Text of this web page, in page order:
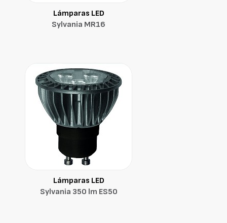
Lámparas LED
Sylvania MR16
Lámparas LED
Sylvania 350 lm ES50